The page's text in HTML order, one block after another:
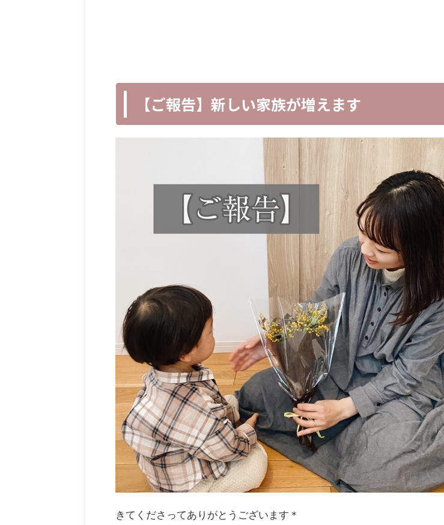
【ご報告】新しい家族が増えます
きてくださってありがとうございます＊